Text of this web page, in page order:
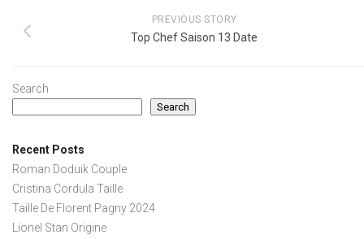
PREVIOUS STORY
Top Chef Saison 13 Date
Search
Search
Recent Posts
Roman Doduik Couple
Cristina Cordula Taille
Taille De Florent Pagny 2024
Lionel Stan Origine